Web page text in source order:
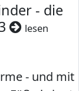
- die
lesen
- und mit